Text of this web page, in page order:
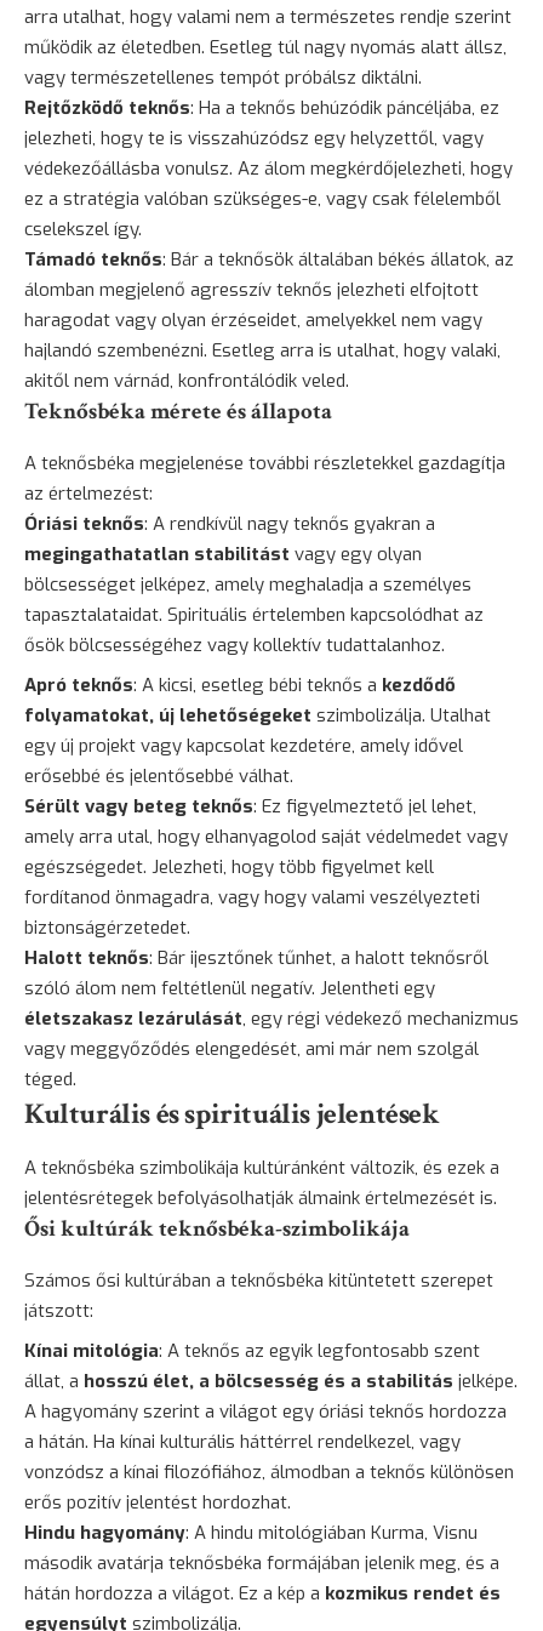
arra utalhat, hogy valami nem a természetes rendje szerint
működik az életedben. Esetleg túl nagy nyomás alatt állsz,
vagy természetellenes tempót próbálsz diktálni.
Rejtőzködő teknős: Ha a teknős behúzódik páncéljába, ez
jelezheti, hogy te is visszahúzódsz egy helyzettől, vagy
védekezőállásba vonulsz. Az álom megkérdőjelezheti, hogy
ez a stratégia valóban szükséges-e, vagy csak félelemből
cselekszel így.
Támadó teknős: Bár a teknősök általában békés állatok, az
álomban megjelenő agresszív teknős jelezheti elfojtott
haragodat vagy olyan érzéseidet, amelyekkel nem vagy
hajlandó szembenézni. Esetleg arra is utalhat, hogy valaki,
akitől nem várnád, konfrontálódik veled.
Teknősbéka mérete és állapota
A teknősbéka megjelenése további részletekkel gazdagítja
az értelmezést:
Óriási teknős: A rendkívül nagy teknős gyakran a
megingathatatlan stabilitást vagy egy olyan
bölcsességet jelképez, amely meghaladja a személyes
tapasztalataidat. Spirituális értelemben kapcsolódhat az
ősök bölcsességéhez vagy kollektív tudattalanhoz.
Apró teknős: A kicsi, esetleg bébi teknős a kezdődő
folyamatokat, új lehetőségeket szimbolizálja. Utalhat
egy új projekt vagy kapcsolat kezdetére, amely idővel
erősebbé és jelentősebbé válhat.
Sérült vagy beteg teknős: Ez figyelmeztető jel lehet,
amely arra utal, hogy elhanyagolod saját védelmedet vagy
egészségedet. Jelezheti, hogy több figyelmet kell
fordítanod önmagadra, vagy hogy valami veszélyezteti
biztonságérzetedet.
Halott teknős: Bár ijesztőnek tűnhet, a halott teknősről
szóló álom nem feltétlenül negatív. Jelentheti egy
életszakasz lezárulását, egy régi védekező mechanizmus
vagy meggyőződés elengedését, ami már nem szolgál
téged.
Kulturális és spirituális jelentések
A teknősbéka szimbolikája kultúránként változik, és ezek a
jelentésrétegek befolyásolhatják álmaink értelmezését is.
Ősi kultúrák teknősbéka-szimbolikája
Számos ősi kultúrában a teknősbéka kitüntetett szerepet
játszott:
Kínai mitológia: A teknős az egyik legfontosabb szent
állat, a hosszú élet, a bölcsesség és a stabilitás jelképe.
A hagyomány szerint a világot egy óriási teknős hordozza
a hátán. Ha kínai kulturális háttérrel rendelkezel, vagy
vonzódsz a kínai filozófiához, álmodban a teknős különösen
erős pozitív jelentést hordozhat.
Hindu hagyomány: A hindu mitológiában Kurma, Visnu
második avatárja teknősbéka formájában jelenik meg, és a
hátán hordozza a világot. Ez a kép a kozmikus rendet és
egyensúlyt szimbolizálja.